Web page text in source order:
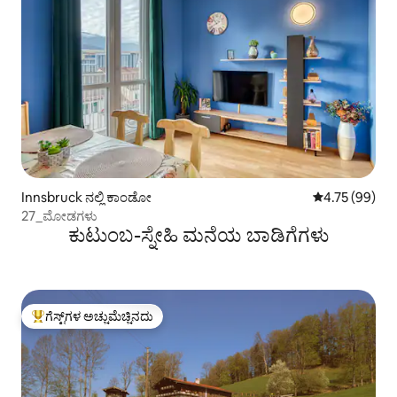
Innsbruck ನಲ್ಲಿ ಕಾಂಡೋ 5 ರಲ್ಲಿ 4.75
4.75 (99)
27_ಮೋಡಗಳು
ಕುಟುಂಬ-ಸ್ನೇಹಿ ಮನೆಯ ಬಾಡಿಗೆಗಳು
ಗೆಸ್ಟ್‌ಗಳಿಗೆ ಅತಿ ಹೆಚ್ಚು ಅಚ್ಚುಮೆಚ್ಚಿನದು
ಗೆಸ್ಟ್‌ಗಳ ಅಚ್ಚುಮೆಚ್ಚಿನದು